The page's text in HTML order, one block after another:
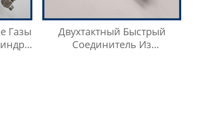
Газы
Двухтактный Быстрый
Соединитель Из